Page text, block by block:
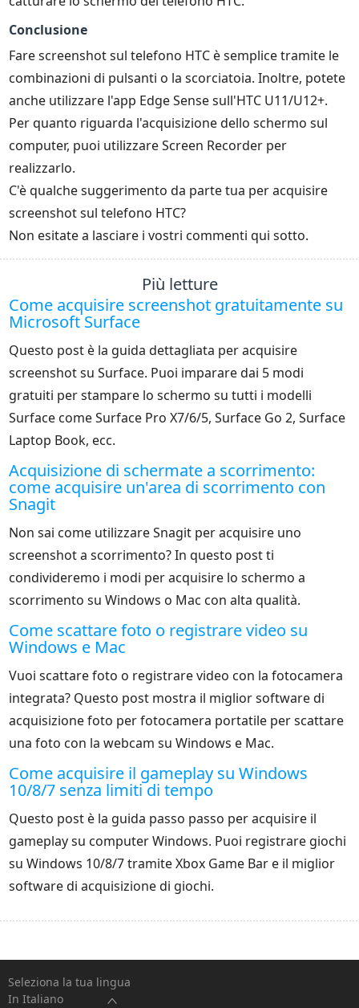
Conclusione
Fare screenshot sul telefono HTC è semplice tramite le
combinazioni di pulsanti o la scorciatoia. Inoltre, potete
anche utilizzare l'app Edge Sense sull'HTC U11/U12+.
Per quanto riguarda l'acquisizione dello schermo sul
computer, puoi utilizzare Screen Recorder per
realizzarlo.
C'è qualche suggerimento da parte tua per acquisire
screenshot sul telefono HTC?
Non esitate a lasciare i vostri commenti qui sotto.
Più letture
Come acquisire screenshot gratuitamente su
Microsoft Surface
Questo post è la guida dettagliata per acquisire
screenshot su Surface. Puoi imparare dai 5 modi
gratuiti per stampare lo schermo su tutti i modelli
Surface come Surface Pro X7/6/5, Surface Go 2, Surface
Laptop Book, ecc.
Acquisizione di schermate a scorrimento:
come acquisire un'area di scorrimento con
Snagit
Non sai come utilizzare Snagit per acquisire uno
screenshot a scorrimento? In questo post ti
condivideremo i modi per acquisire lo schermo a
scorrimento su Windows o Mac con alta qualità.
Come scattare foto o registrare video su
Windows e Mac
Vuoi scattare foto o registrare video con la fotocamera
integrata? Questo post mostra il miglior software di
acquisizione foto per fotocamera portatile per scattare
una foto con la webcam su Windows e Mac.
Come acquisire il gameplay su Windows
10/8/7 senza limiti di tempo
Questo post è la guida passo passo per acquisire il
gameplay su computer Windows. Puoi registrare giochi
su Windows 10/8/7 tramite Xbox Game Bar e il miglior
software di acquisizione di giochi.
Seleziona la tua lingua
In Italiano